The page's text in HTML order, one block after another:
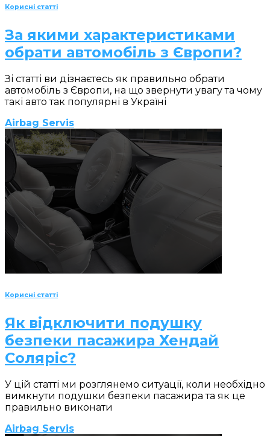
Корисні статті
За якими характеристиками
обрати автомобіль з Європи?
Зі статті ви дізнаєтесь як правильно обрати
автомобіль з Європи, на що звернути увагу та чому
такі авто так популярні в Україні
Airbag Servis
Корисні статті
Як відключити подушку
безпеки пасажира Хендай
Соляріс?
У цій статті ми розглянемо ситуації, коли необхідно
вимкнути подушки безпеки пасажира та як це
правильно виконати
Airbag Servis